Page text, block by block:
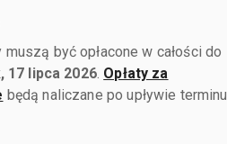
być opłacone w całości do
17 lipca 2026. Opłaty za
będą naliczane po upływie terminu.